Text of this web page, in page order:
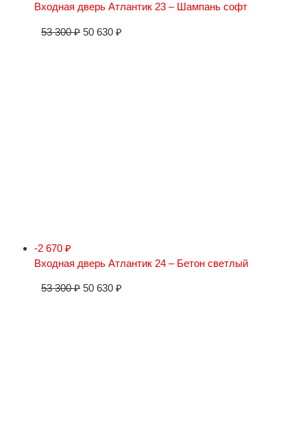
Входная дверь Атлантик 23 – Шампань софт
53 300₽ 50 630 ₽
-2 670 ₽
Входная дверь Атлантик 24 – Бетон светлый
53 300₽ 50 630 ₽